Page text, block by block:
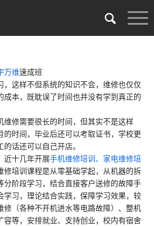
万维速成班
，这样不但系统的知识不会，维修也仅仅
本，既耽误了时间也并没有学到真正的
修需要很长的时间，但其实不是这样
的时间，毕业后还可以考取证书，学校更
话还可以自己开店。
近十几年开展手机维修培训、家电维修培
修培训课程是从零基础学起，从机器的拆
阶段学习，结合直接客户送修的故障手
习，理论结合实践，保障学习效果，较
（各种不开机进水等电路故障）、整机
等，安排就业、支持创业，校内有宿舍